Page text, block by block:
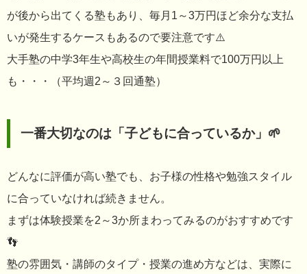
が後から出てくる塾もあり、毎月1～3万円ほど余分な支払
いが発生するケースもあるので要注意です⚠️
大手塾の中学3年生や高校生の年間授業料で100万円以上
も・・・（平均週2～３回通塾）
一番大切なのは「子どもに合っているか」🌱
どんなに評価が高い塾でも、お子様の性格や勉強スタイル
に合っていなければ続きません。
まずは体験授業を2～3か所まわってみるのがおすすめです
👣
塾の雰囲気・講師のタイプ・授業の進め方などは、実際に